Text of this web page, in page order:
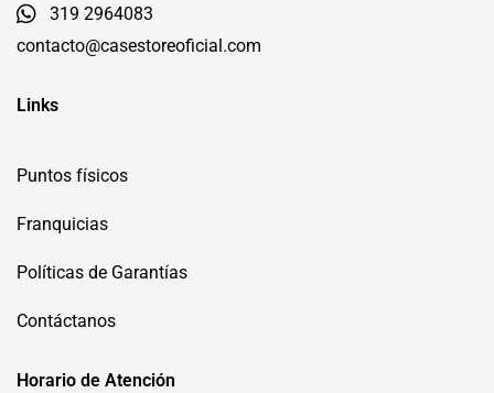
319 2964083
contacto@casestoreoficial.com
Links
Puntos físicos
Franquicias
Políticas de Garantías
Contáctanos
Horario de Atención